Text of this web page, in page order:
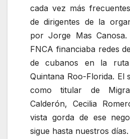
cada vez más
de dirigentes de la
por Jorge Mas
FNCA financiaba redes
de cubanos en la
Quintana Roo-Florida. El
como titular de
Calderón, Cecilia
vista gorda de ese
sigue hasta nuestros días.